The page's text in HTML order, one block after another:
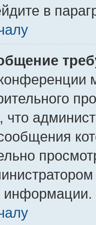
в
информации.